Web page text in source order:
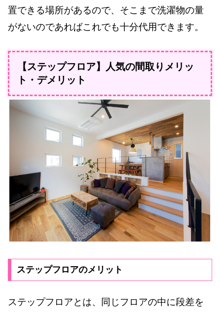
置できる場所があるので、そこまで洗濯物の量
がないのであればこれでも十分代用できます。
【ステップフロア】人気の間取りメリッ
ト・デメリット
ステップフロアのメリット
ステップフロアとは、同じフロアの中に段差を